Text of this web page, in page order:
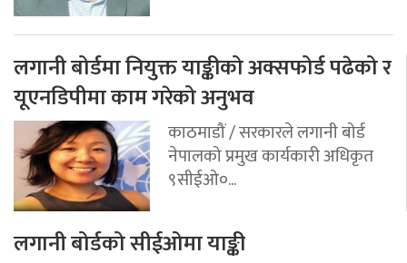
लगानी बोर्डमा नियुक्त याङ्कीको अक्सफोर्ड पढेको र
यूएनडिपीमा काम गरेको अनुभव
काठमाडौं / सरकारले लगानी बोर्ड
नेपालको प्रमुख कार्यकारी अधिकृत
९सीईओ०...
लगानी बोर्डको सीईओमा याङ्की